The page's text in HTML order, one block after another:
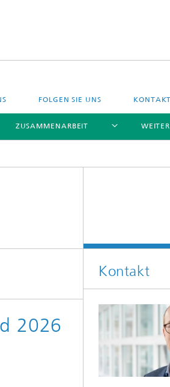
FOLGEN SIE UNS KONTAKT
ZUSAMMENARBEIT
2026
Kontakt